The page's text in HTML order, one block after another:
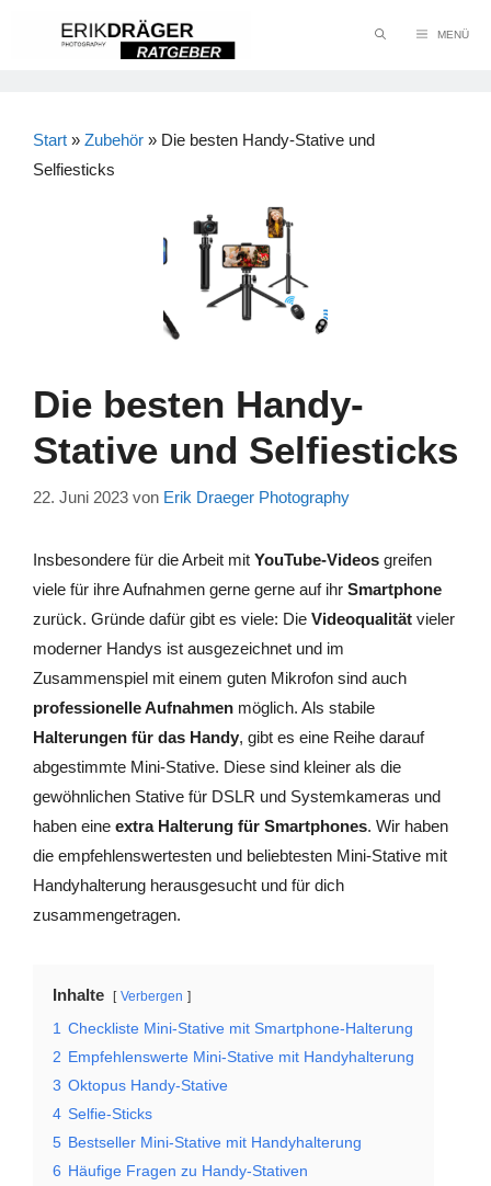
MENÜ
Start » Zubehör » Die besten Handy-Stative und
Selfiesticks
Die besten Handy-
Stative und Selfiesticks
22. Juni 2023 von Erik Draeger Photography
Insbesondere für die Arbeit mit YouTube-Videos greifen
viele für ihre Aufnahmen gerne gerne auf ihr Smartphone
zurück. Gründe dafür gibt es viele: Die Videoqualität vieler
moderner Handys ist ausgezeichnet und im
Zusammenspiel mit einem guten Mikrofon sind auch
professionelle Aufnahmen möglich. Als stabile
Halterungen für das Handy, gibt es eine Reihe darauf
abgestimmte Mini-Stative. Diese sind kleiner als die
gewöhnlichen Stative für DSLR und Systemkameras und
haben eine extra Halterung für Smartphones. Wir haben
die empfehlenswertesten und beliebtesten Mini-Stative mit
Handyhalterung herausgesucht und für dich
zusammengetragen.
Inhalte Verbergen
1 Checkliste Mini-Stative mit Smartphone-Halterung
2 Empfehlenswerte Mini-Stative mit Handyhalterung
3 Oktopus Handy-Stative
4 Selfie-Sticks
5 Bestseller Mini-Stative mit Handyhalterung
6 Häufige Fragen zu Handy-Stativen